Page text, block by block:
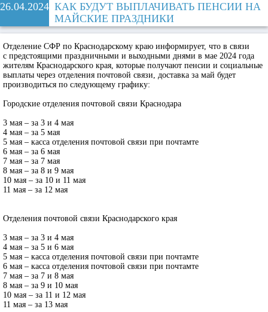
26.04.2024 КАК БУДУТ ВЫПЛАЧИВАТЬ ПЕНСИИ НА
МАЙСКИЕ ПРАЗДНИКИ
Отделение СФР по Краснодарскому краю информирует, что в связи
с предстоящими праздничными и выходными днями в мае 2024 года
жителям Краснодарского края, которые получают пенсии и социальные
выплаты через отделения почтовой связи, доставка за май будет
производиться по следующему графику:
Городские отделения почтовой связи Краснодара
3 мая – за 3 и 4 мая
4 мая – за 5 мая
5 мая – касса отделения почтовой связи при почтамте
6 мая – за 6 мая
7 мая – за 7 мая
8 мая – за 8 и 9 мая
10 мая – за 10 и 11 мая
11 мая – за 12 мая
Отделения почтовой связи Краснодарского края
3 мая – за 3 и 4 мая
4 мая – за 5 и 6 мая
5 мая – касса отделения почтовой связи при почтамте
6 мая – касса отделения почтовой связи при почтамте
7 мая – за 7 и 8 мая
8 мая – за 9 и 10 мая
10 мая – за 11 и 12 мая
11 мая – за 13 мая